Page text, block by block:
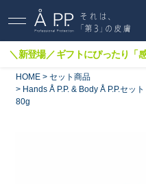
＼新登場／ ギフトにぴったり「
HOME
セット商品
Hands Å P.P. & Body Å P.P.セ
80g